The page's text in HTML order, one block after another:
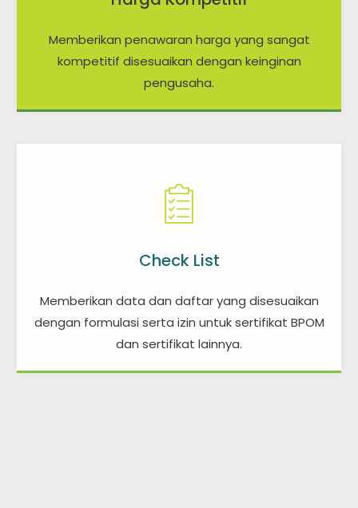
Memberikan penawaran harga yang sangat
kompetitif disesuaikan dengan keinginan
pengusaha.
Check List
Memberikan data dan daftar yang disesuaikan
dengan formulasi serta izin untuk sertifikat BPOM
dan sertifikat lainnya.